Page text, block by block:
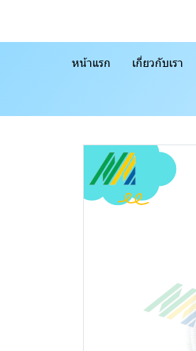
หน้าแรก เกี่ยวกับเรา